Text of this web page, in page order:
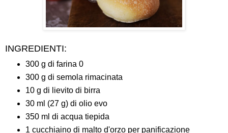
INGREDIENTI:
300 g di farina 0
300 g di semola rimacinata
10 g di lievito di birra
30 ml (27 g) di olio evo
350 ml di acqua tiepida
1 cucchiaino di malto d'orzo per panificazione